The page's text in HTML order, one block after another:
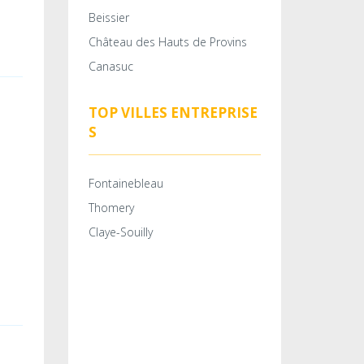
Beissier
Château des Hauts de Provins
Canasuc
TOP VILLES ENTREPRISE
S
Fontainebleau
Thomery
Claye-Souilly